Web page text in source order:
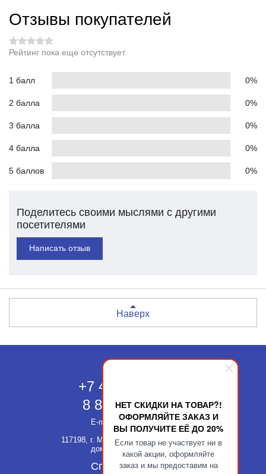
НЕТ СКИДКИ НА ТОВАР?!
ОФОРМЛЯЙТЕ ЗАКАЗ И
ВЫ ПОЛУЧИТЕ ЕЁ ДО 20%
Если товар не участвует ни в
какой акции, оформляйте
заказ и мы предоставим на
Отзывы покупателей
Рейтинг пока еще отсутствует
1 балл 0%
2 балла 0%
3 балла 0%
4 балла 0%
5 баллов 0%
Поделитесь своими мыслями с другими
посетителями
Написать отзыв
Наверх
+7 495 118-43-83
8 800 511-52-66
E-mail:
info@kupatika.ru
117198, г. Москва, ул. Миклухо-Маклая,
дом 8, стр. 3, офис 311
Способы оплаты